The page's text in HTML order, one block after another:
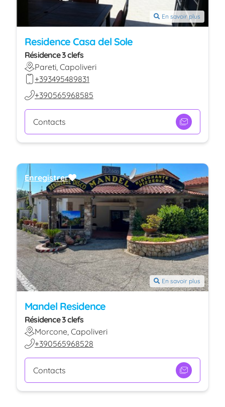
En savoir plus
Residence Casa del Sole
Résidence 3 clefs
Pareti, Capoliveri
+393495489831
+390565968585
Contacts
En savoir plus
Mandel Residence
Résidence 3 clefs
Morcone, Capoliveri
+390565968528
Contacts
Enregistrer